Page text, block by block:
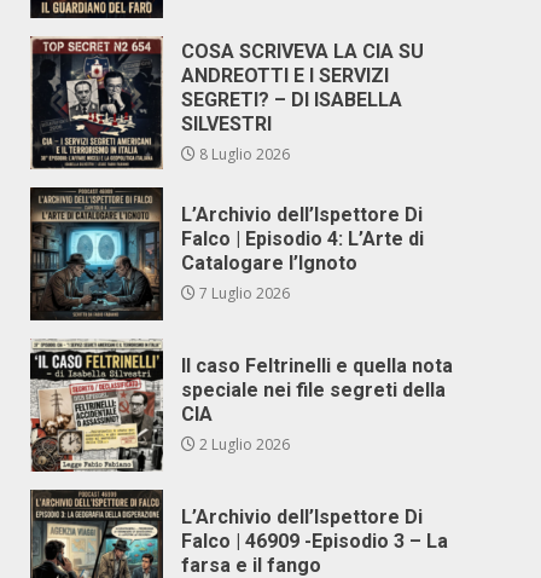
COSA SCRIVEVA LA CIA SU
ANDREOTTI E I SERVIZI
SEGRETI? – DI ISABELLA
SILVESTRI
8 Luglio 2026
L’Archivio dell’Ispettore Di
Falco | Episodio 4: L’Arte di
Catalogare l’Ignoto
7 Luglio 2026
Il caso Feltrinelli e quella nota
speciale nei file segreti della
CIA
2 Luglio 2026
L’Archivio dell’Ispettore Di
Falco | 46909 -Episodio 3 – La
farsa e il fango